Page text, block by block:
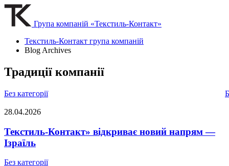
Група компаній «Текстиль-Контакт»
Текстиль-Контакт група компаній
Blog Archives
Традиції компанії
Без категорії
28.04.2026
Текстиль-Контакт» відкриває новий напрям —
Ізраїль
Без категорії